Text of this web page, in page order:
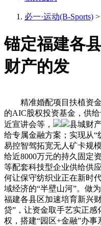
必一·运动(B-Sports) >
锚定福建各
财产的发
精准婚配项目扶植资金
的AIC股权投资基金，供
近宣讲会等，
县城财
给专属金融方案；实现从“
易控智驾拓宽无人矿卡规
给近8000万元的持久固定
等配套科技型企业供给供
何让保守纺织业正在新时
域经济的“半壁山河”。做
福建各县区加速培育新兴
贷”，让资金取手艺实正
权，搭建“园区+金融”办